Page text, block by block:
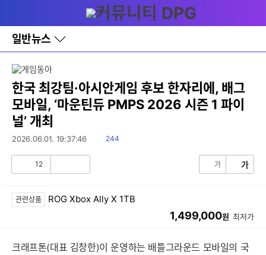
와
홈
일반뉴스
바
로
레
이
어
창
글
한국 최강팀·아시안게임 후보 한자리에, 배그
모바일, ‘마운틴듀 PMPS 2026 시즌 1 파이
널’ 개최
2026.06.01. 19:37:46
읽
244
12 가 가
관련상품 ROG Xbox Ally X 1TB
1,499,000원 최저가
크래프톤(대표 김창한)이 운영하는 배틀그라운드 모바일의 국